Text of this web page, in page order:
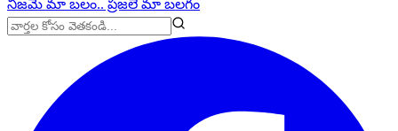
నిజమే మా బలం.. ప్రజలే మా బలగం